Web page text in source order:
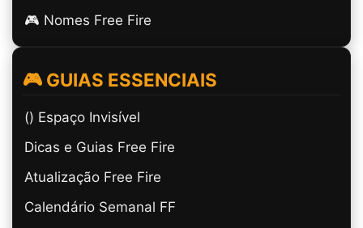
🎮 Nomes Free Fire
🎮 GUIAS ESSENCIAIS
(ㅤ) Espaço Invisível
Dicas e Guias Free Fire
Atualização Free Fire
Calendário Semanal FF